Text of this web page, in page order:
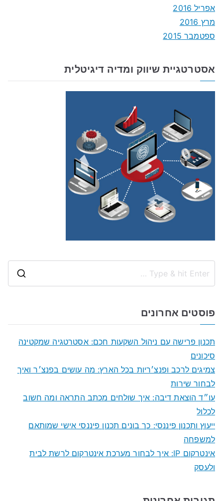
אפריל 2016
מרץ 2016
ספטמבר 2015
אסטרטגיית שיווק ומדיה דיגיטלית
פוסטים אחרונים
תכנון פרישה עם ניהול השקעות חכם: אסטרטגיה שמקטינה
סיכונים
צמיגים לרכב ופנצ׳ריות בכל הארץ: מה עושים בפנצ׳ר ואיך
לבחור שירות
עו״ד הוצאת דיבה: איך שולחים מכתב התראה ומה חשוב
לכלול
ייעוץ ותכנון פיננסי: כך בונים תכנון פיננסי אישי שמותאם
למשפחה
אינטרקום IP: איך לבחור מערכת אינטרקום לרשת לבית
ולעסק